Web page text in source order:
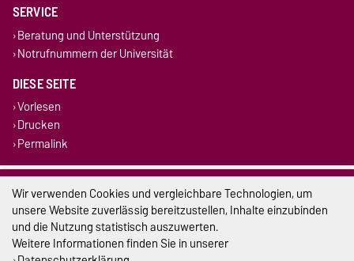
SERVICE
Beratung und Unterstützung
Notrufnummern der Universität
DIESE SEITE
Vorlesen
Drucken
Permalink
Impressum
Datenschutz
Barrierefreiheit
Wir verwenden Cookies und vergleichbare Technologien, um
unsere Website zuverlässig bereitzustellen, Inhalte einzubinden
und die Nutzung statistisch auszuwerten.
Weitere Informationen finden Sie in unserer